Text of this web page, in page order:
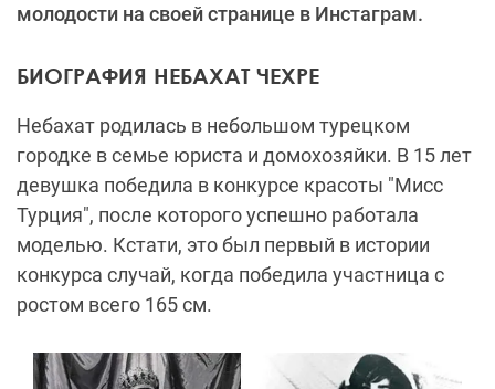
молодости на своей странице в Инстаграм.
БИОГРАФИЯ НЕБАХАТ ЧЕХРЕ
Небахат родилась в небольшом турецком
городке в семье юриста и домохозяйки. В 15 лет
девушка победила в конкурсе красоты "Мисс
Турция", после которого успешно работала
моделью. Кстати, это был первый в истории
конкурса случай, когда победила участница с
ростом всего 165 см.